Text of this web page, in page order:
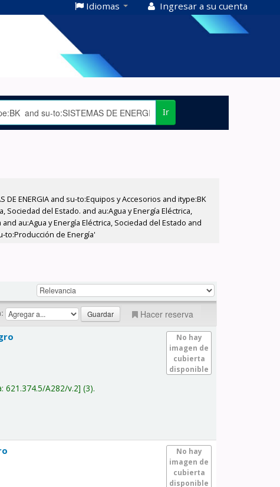
Idiomas Ingresar a su cuenta
Ir
ENERGIA and su-to:Equipos y Accesorios and itype:BK
del Estado. and au:Agua y Energía Eléctrica,
au:Agua y Energía Eléctrica, Sociedad del Estado and
to:Producción de Energía'
Hacer reserva
No hay
imagen de
cubierta
disponible
621.374.5/A282/v.2 (3).
No hay
imagen de
cubierta
disponible